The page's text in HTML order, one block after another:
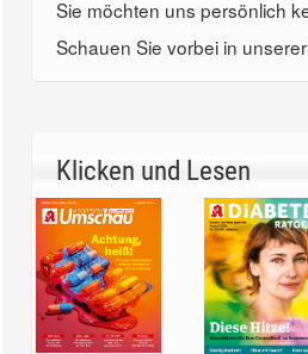
Sie möchten uns persönlich
Schauen Sie vorbei in
Klicken und Lesen